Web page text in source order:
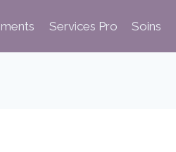
Services Pro Soins